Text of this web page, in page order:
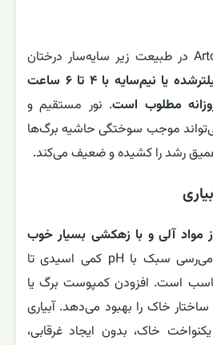
Artocarpus hypargyraea در طبیعت زیر سایه‌سار درختان
نور فیلترشده یا نیم‌سایه با ۴ تا ۶ ساعت
مطلوب است. نور مستقیم و
موجب سوختگی حاشیه برگ‌ها
رشد را کشیده و ضعیف می‌کند.
مواد آلی و با زهکشی بسیار خوب
. بافت لومی یا لومی‌رسی سبک با pH کمی اسیدی تا
۶ تا ۷) مناسب است. افزودن کمپوست برگ یا
خاک را بهبود می‌دهد. آبیاری
خاک، بدون ایجاد غرقابی،